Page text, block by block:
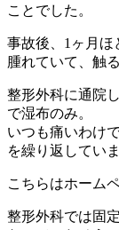
ことでした。
事故後、1ヶ月ほ
腫れていて、触
整形外科に通院
で湿布のみ。
いつも痛いわけ
を繰り返していま
こちらはホーム
整形外科では固